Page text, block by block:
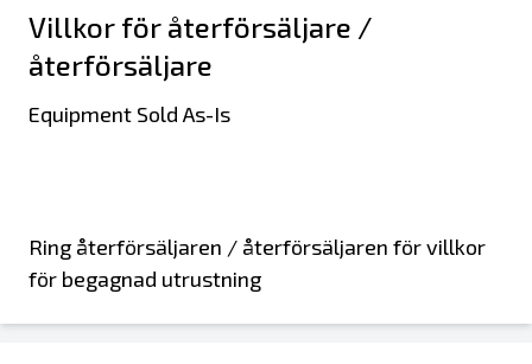
Villkor för återförsäljare /
återförsäljare
Equipment Sold As-Is
Ring återförsäljaren / återförsäljaren för villkor
för begagnad utrustning